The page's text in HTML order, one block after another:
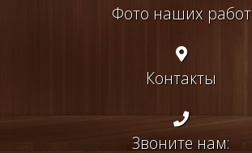
Фото наших работ
Контакты
Звоните нам: